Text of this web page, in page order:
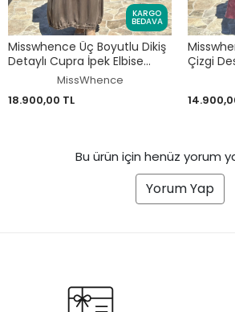
KARGO
BEDAVA
Misswhence Üç Boyutlu Dikiş
Detaylı Cupra İpek Elbise
MissWhence
18.900,00 TL
Çizgi
Elbise
Bu ürün için henüz yorum
Yorum Yap